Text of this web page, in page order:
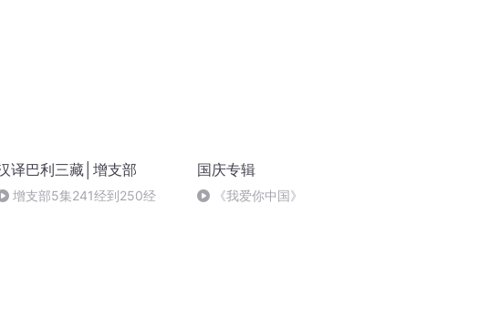
译巴利三藏│增支部
增支部5集241经到250经
国庆专辑
《我爱你中国》